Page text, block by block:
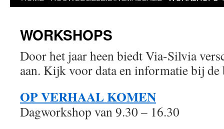
WORKSHOPS
Door het jaar heen biedt Via-Silvia
aan. Kijk voor data en informatie bij de
OP VERHAAL KOMEN
Dagworkshop van 9.30 – 16.30